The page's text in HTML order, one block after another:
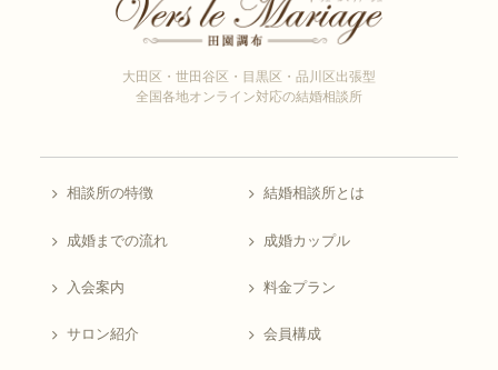
大田区・世田谷区・目黒区・品川区出張型
全国各地オンライン対応の結婚相談所
相談所の特徴 結婚相談所とは
成婚までの流れ 成婚カップル
入会案内 料金プラン
サロン紹介 会員構成